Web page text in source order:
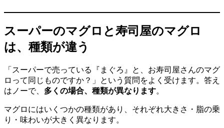
スーパーのマグロと寿司屋のマグロ
は、種類が違う
「スーパーで売っている『まぐろ』と、お寿司屋さんのマグ
ロって同じものですか？」という質問をよく受けます。答え
はノーで、 多くの場合、種類が異なります。
マグロにはいくつかの種類があり、それぞれ大きさ・脂の乗
り・味わいが大きく異なります。